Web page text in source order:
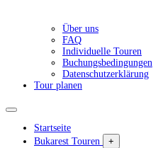
Über uns
FAQ
Individuelle Touren
Buchungsbedingungen
Datenschutzerklärung
Tour planen
Startseite
Bukarest Touren
+